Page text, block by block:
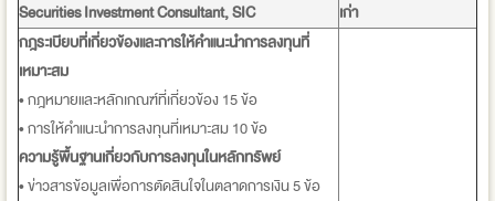
Securities Investment Consultant, SIC
เก่า
กฎระเบียบที่เกี่ยวข้องและการให้คำแนะนำการลงทุนที่
เหมาะสม
• กฎหมายและหลักเกณฑ์ที่เกี่ยวข้อง 15 ข้อ
• การให้คำแนะนำการลงทุนที่เหมาะสม 10 ข้อ
ความรู้พื้นฐานเกี่ยวกับการลงทุนในหลักทรัพย์
• ข่าวสารข้อมูลเพื่อการตัดสินใจในตลาดการเงิน 5 ข้อ